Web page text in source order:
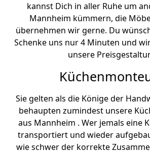
kannst Dich in aller Ruhe um
Mannheim kümmern, die
übernehmen wir gerne. Du
Schenke uns nur 4 Minuten und
unsere
Sie gelten als die Könige der
behaupten zumindest unsere
aus Mannheim . Wer jemals eine
transportiert und wieder
wie schwer der korrekte